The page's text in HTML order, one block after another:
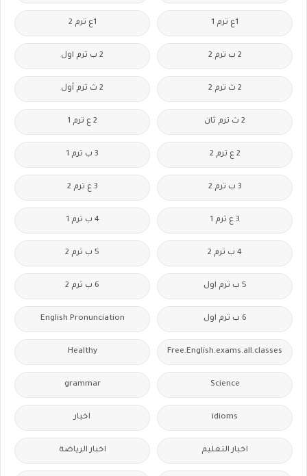
1ع ترم 1 1ع ترم 2
2 ب ترم 2 2 ب ترم اول
2 ث ترم 2 2 ث ترم أول
2 ث ترم ثان 2 ع ترم 1
2 ع ترم 2 3 ب ترم 1
3 ب ترم 2 3 ع ترم 2
3 ع ترم 1 4 ب ترم 1
4 ب ترم 2 5 ب ترم 2
5 ب ترم اول 6 ب ترم 2
6 ب ترم اول English Pronunciation
Free.English.exams.all.classes
Healthy
Science
grammar
idioms اخبار
اخبار التعليم اخبار الرياضة